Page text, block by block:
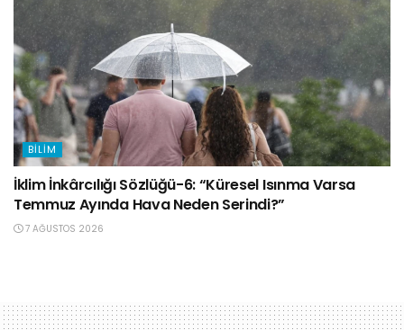
BILIM
İklim İnkârcılığı Sözlüğü-6: “Küresel Isınma Varsa
Temmuz Ayında Hava Neden Serindi?”
7 AĞUSTOS 2026